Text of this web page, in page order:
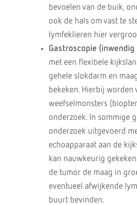
bevoelen van de buik,
ook de hals om vast te
lymfeklieren hier
Gastroscopie
met een flexibele
gehele slokdarm en
bekeken. Hierbij worden
weefselmonsters
onderzoek. In sommige
onderzoek uitgevoerd
echoapparaat aan de
kan nauwkeurig
de tumor de maag in
eventueel afwijkende
buurt bevinden.